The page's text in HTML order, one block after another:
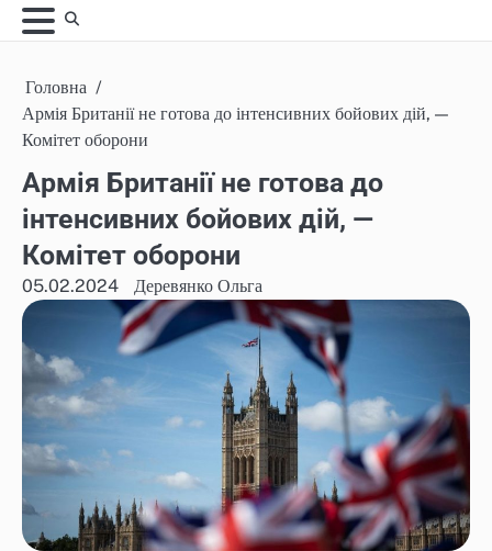
Skip
to
Головна
Армія Британії не готова до інтенсивних бойових дій, —
Комітет оборони
Армія Британії не готова до
інтенсивних бойових дій, —
Комітет оборони
05.02.2024 Деревянко Ольга